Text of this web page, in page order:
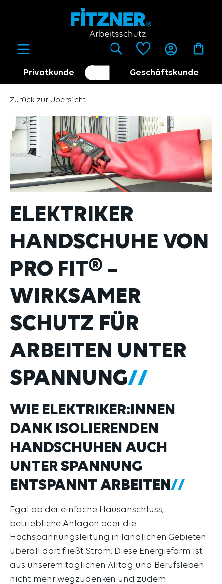
Privatkunde
Kundenumschalter
Geschäftskunde
Händler
Zurück zur Übersicht
ELEKTRIKER
HANDSCHUHE VON
PRO FIT® –
WIRKSAMER
SCHUTZ FÜR
ARBEITEN UNTER
SPANNUNG
WIE ELEKTRIKER:INNEN
DANK ISOLIERENDEN
HANDSCHUHEN AUCH
UNTER SPANNUNG
ENTSPANNT ARBEITEN
Egal ob der einfache Hausanschluss,
betriebliche Anlagen oder die
Hochspannungsleitung in ländlichen Gebieten:
überall dort fließt Strom. Diese Energieform ist
aus unserem täglichen Alltag und Berufsleben
nicht mehr wegzudenken und zudem